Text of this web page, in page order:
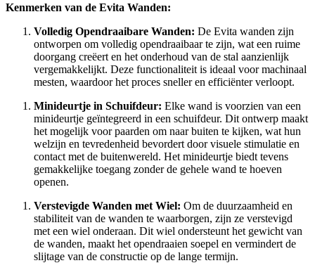
Kenmerken van de Evita Wanden:
Volledig Opendraaibare Wanden: De Evita wanden zijn
ontworpen om volledig opendraaibaar te zijn, wat een ruime
doorgang creëert en het onderhoud van de stal aanzienlijk
vergemakkelijkt. Deze functionaliteit is ideaal voor machinaal
mesten, waardoor het proces sneller en efficiënter verloopt.
Minideurtje in Schuifdeur: Elke wand is voorzien van een
minideurtje geïntegreerd in een schuifdeur. Dit ontwerp maakt
het mogelijk voor paarden om naar buiten te kijken, wat hun
welzijn en tevredenheid bevordert door visuele stimulatie en
contact met de buitenwereld. Het minideurtje biedt tevens
gemakkelijke toegang zonder de gehele wand te hoeven
openen.
Verstevigde Wanden met Wiel: Om de duurzaamheid en
stabiliteit van de wanden te waarborgen, zijn ze verstevigd
met een wiel onderaan. Dit wiel ondersteunt het gewicht van
de wanden, maakt het opendraaien soepel en vermindert de
slijtage van de constructie op de lange termijn.